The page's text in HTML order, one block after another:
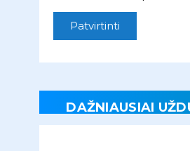
Patvirtinti
DAŽNIAUSIAI